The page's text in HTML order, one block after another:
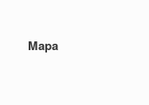
Mapa